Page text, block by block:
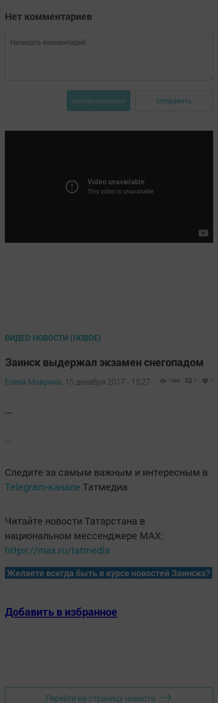
Нет комментариев
Авторизоваться Отправить
ВИДЕО НОВОСТИ (НОВОЕ)
Заинск выдержал экзамен снегопадом
Елена Маврина, 15 декабря 2017 - 15:27 1888 1 1
...
...
Следите за самым важным и интересным в
Telegram-канале Татмедиа
Читайте новости Татарстана в
национальном мессенджере MАХ:
https://max.ru/tatmedia
Желаете всегда быть в курсе новостей Заинска?
Добавить в избранное
Перейти на страницу новости